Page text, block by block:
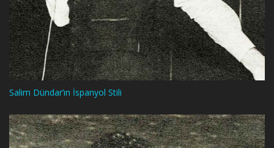
Salim Dündar’ın İspanyol Stili